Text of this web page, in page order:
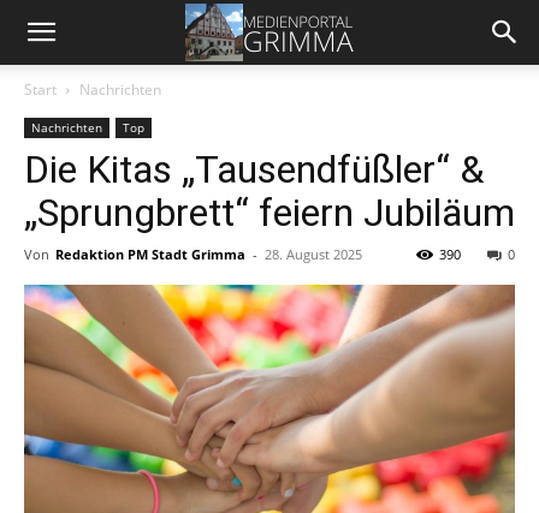
Start Nachrichten
Nachrichten Top
Die Kitas „Tausendfüßler“ &
„Sprungbrett“ feiern Jubiläum
Von Redaktion PM Stadt Grimma - 28. August 2025 0
390